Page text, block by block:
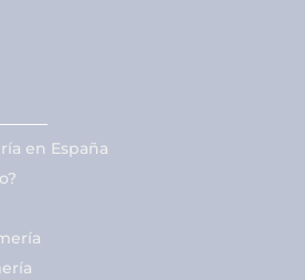
en España